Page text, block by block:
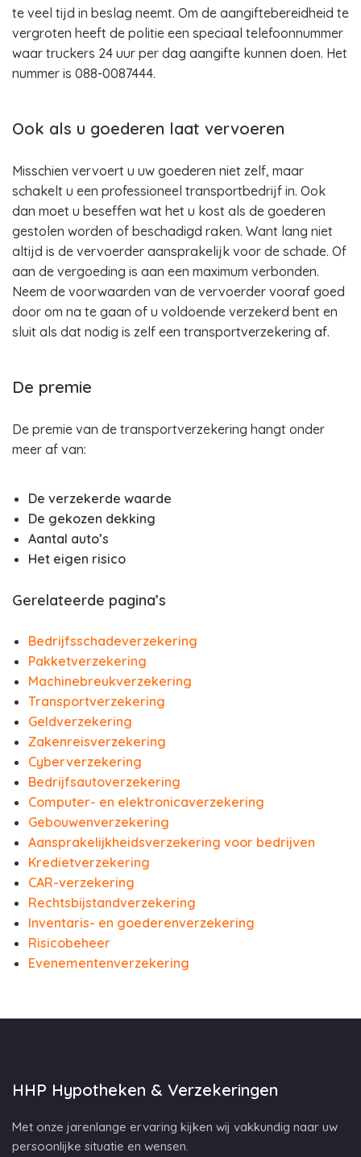
te veel tijd in beslag neemt. Om de aangiftebereidheid te
vergroten heeft de politie een speciaal telefoonnummer
waar truckers 24 uur per dag aangifte kunnen doen. Het
nummer is 088-0087444.
Ook als u goederen laat vervoeren
Misschien vervoert u uw goederen niet zelf, maar
schakelt u een professioneel transportbedrijf in. Ook
dan moet u beseffen wat het u kost als de goederen
gestolen worden of beschadigd raken. Want lang niet
altijd is de vervoerder aansprakelijk voor de schade. Of
aan de vergoeding is aan een maximum verbonden.
Neem de voorwaarden van de vervoerder vooraf goed
door om na te gaan of u voldoende verzekerd bent en
sluit als dat nodig is zelf een transportverzekering af.
De premie
De premie van de transportverzekering hangt onder
meer af van:
De verzekerde waarde
De gekozen dekking
Aantal auto’s
Het eigen risico
Gerelateerde pagina’s
Bedrijfsschadeverzekering
Pakketverzekering
Machinebreukverzekering
Transportverzekering
Geldverzekering
Zakenreisverzekering
Cyberverzekering
Bedrijfsautoverzekering
Computer- en elektronicaverzekering
Gebouwenverzekering
Aansprakelijkheidsverzekering voor bedrijven
Kredietverzekering
CAR-verzekering
Rechtsbijstandverzekering
Inventaris- en goederenverzekering
Risicobeheer
Evenementenverzekering
HHP Hypotheken & Verzekeringen
Met onze jarenlange ervaring kijken wij vakkundig naar uw
persoonlijke situatie en wensen.